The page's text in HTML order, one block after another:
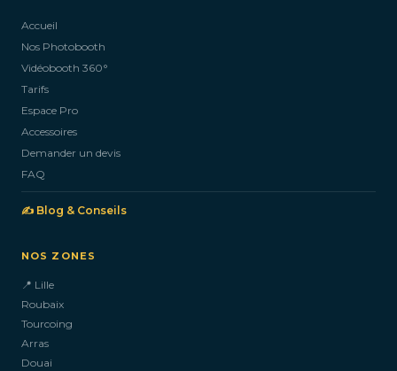
Accueil
Nos Photobooth
Vidéobooth 360°
Tarifs
Espace Pro
Accessoires
Demander un devis
FAQ
✍️ Blog & Conseils
NOS ZONES
📍 Lille
Roubaix
Tourcoing
Arras
Douai